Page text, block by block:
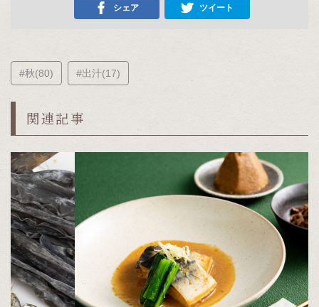
シェア ツイート
#秋(80) #出汁(17)
関連記事